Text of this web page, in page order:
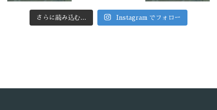
さらに読み込む... Instagram でフォロー